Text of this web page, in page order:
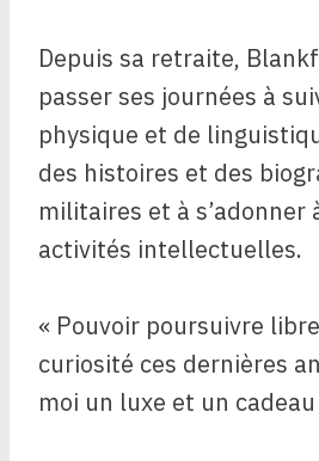
Depuis sa retraite,
passer ses journées à
physique et de
des histoires et des
militaires et à s’adonner
activités intellectuelles.
« Pouvoir poursuivre
curiosité ces dernières
moi un luxe et un